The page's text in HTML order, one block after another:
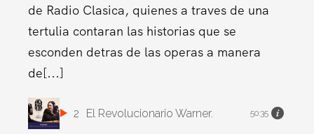
de Radio Clasica, quienes a traves de una
tertulia contaran las historias que se
esconden detras de las operas a manera
de[...]
2 El Revolucionario Warner. 50:35